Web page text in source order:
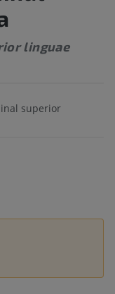
linguae
superior